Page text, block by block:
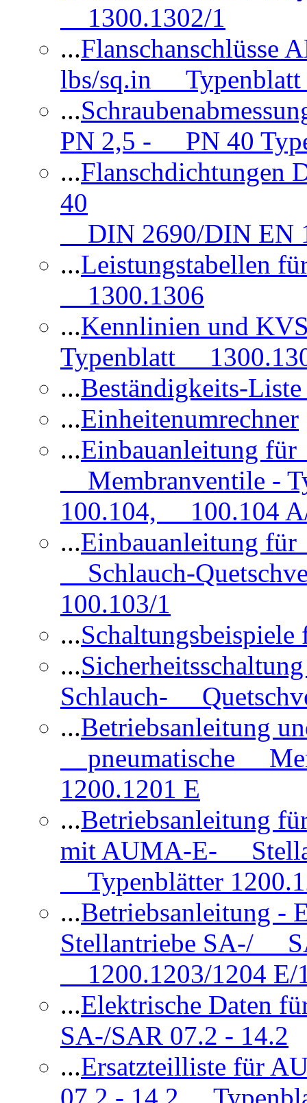
1300.1302/1
...
lbs/sq.in Typenblatt
...
PN 2,5 - PN 40
...
40
DIN 2690/DIN EN
...Leistungstabellen
1300.1306
...Kennlinien und
Typenblatt
...Beständigkeits-
...Einheitenumrechner
...Einbauanleitung
Membranventile -
100.104, 100.104
...Einbauanleitung
Schlauch-
100.103/1
...
...
Schlauch-
...Betriebsanleitung
pneumatische
1200.1201 E
...Betriebsanleitung
mit AUMA-E-
Typenblätter
...Betriebsanleitung
Stellantriebe SA-/
1200.1203/1204 E/
...Elektrische Daten
SA-/SAR 07.2 - 14.2
...Ersatzteilliste für
07.2 - 14.2